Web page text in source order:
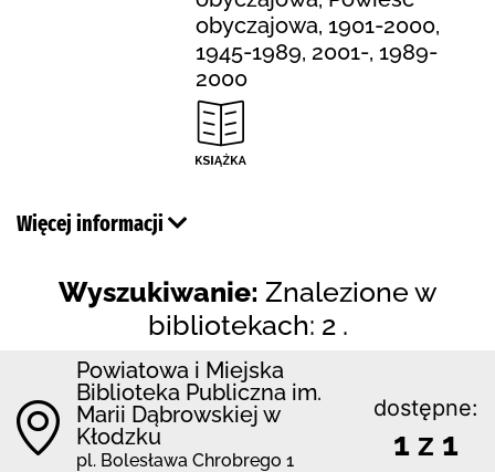
obyczajowa, 1901-2000,
1945-1989, 2001-, 1989-
2000
Więcej informacji
Wyszukiwanie: Znalezione w
bibliotekach: 2 .
Powiatowa i Miejska
Biblioteka Publiczna im.
Marii Dąbrowskiej w
Kłodzku
pl. Bolesława Chrobrego 1
dostępne:
1 z 1